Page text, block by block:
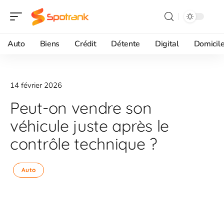
Auto Biens Crédit Détente Digital
14 février 2026
Peut-on vendre son
véhicule juste après le
contrôle technique ?
Auto